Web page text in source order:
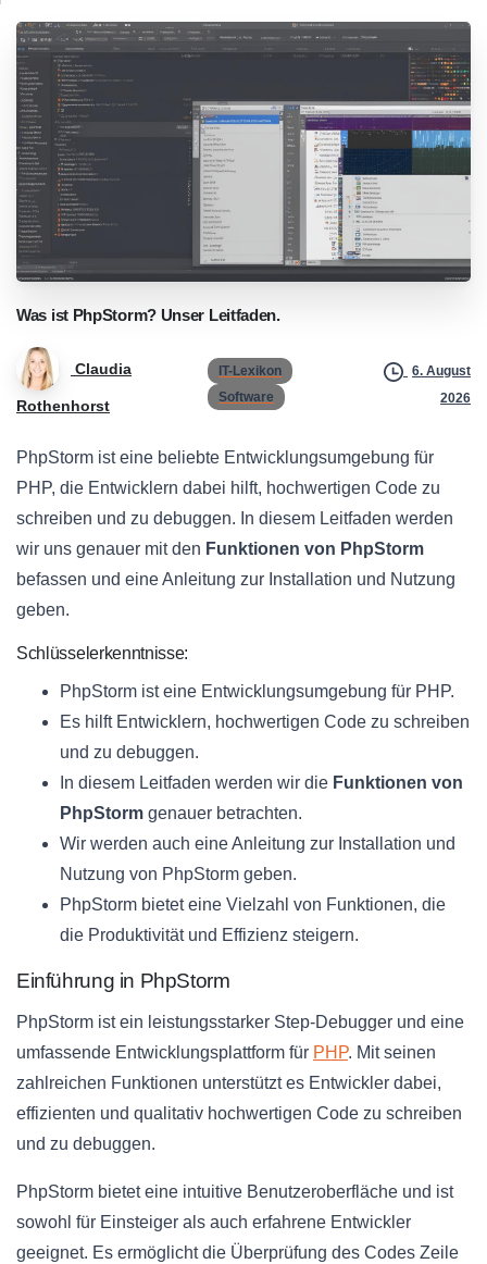
Was ist PhpStorm? Unser Leitfaden.
Claudia
Rothenhorst
IT-Lexikon
Software
6. August
2026
PhpStorm ist eine beliebte Entwicklungsumgebung für
PHP, die Entwicklern dabei hilft, hochwertigen Code zu
schreiben und zu debuggen. In diesem Leitfaden werden
wir uns genauer mit den Funktionen von PhpStorm
befassen und eine Anleitung zur Installation und Nutzung
geben.
Schlüsselerkenntnisse:
PhpStorm ist eine Entwicklungsumgebung für PHP.
Es hilft Entwicklern, hochwertigen Code zu schreiben
und zu debuggen.
In diesem Leitfaden werden wir die Funktionen von
PhpStorm genauer betrachten.
Wir werden auch eine Anleitung zur Installation und
Nutzung von PhpStorm geben.
PhpStorm bietet eine Vielzahl von Funktionen, die
die Produktivität und Effizienz steigern.
Einführung in PhpStorm
PhpStorm ist ein leistungsstarker Step-Debugger und eine
umfassende Entwicklungsplattform für PHP. Mit seinen
zahlreichen Funktionen unterstützt es Entwickler dabei,
effizienten und qualitativ hochwertigen Code zu schreiben
und zu debuggen.
PhpStorm bietet eine intuitive Benutzeroberfläche und ist
sowohl für Einsteiger als auch erfahrene Entwickler
geeignet. Es ermöglicht die Überprüfung des Codes Zeile